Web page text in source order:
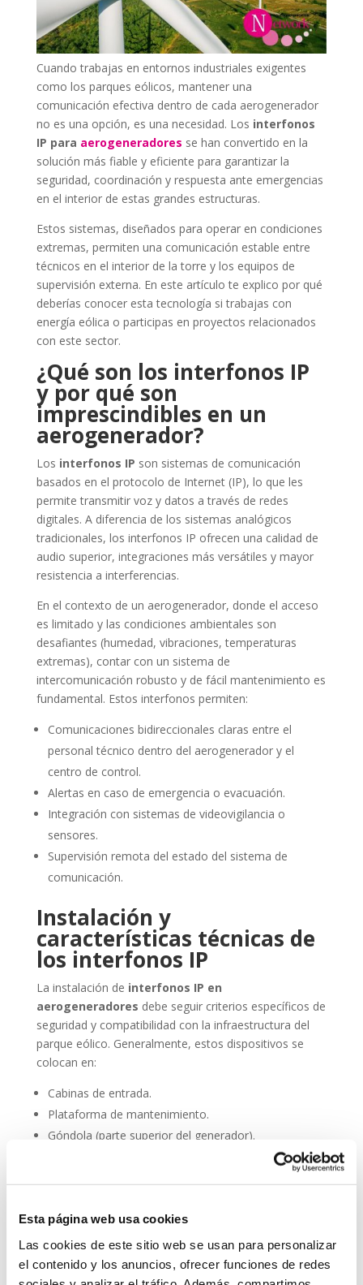
Esta página web usa cookies
Las cookies de este sitio web se usan para personalizar
el contenido y los anuncios, ofrecer funciones de redes
Cuando trabajas en entornos industriales exigentes
como los parques eólicos, mantener una
comunicación efectiva dentro de cada aerogenerador
no es una opción, es una necesidad. Los interfonos
IP para aerogeneradores se han convertido en la
solución más fiable y eficiente para garantizar la
seguridad, coordinación y respuesta ante emergencias
en el interior de estas grandes estructuras.
Estos sistemas, diseñados para operar en condiciones
extremas, permiten una comunicación estable entre
técnicos en el interior de la torre y los equipos de
supervisión externa. En este artículo te explico por qué
deberías conocer esta tecnología si trabajas con
energía eólica o participas en proyectos relacionados
con este sector.
¿Qué son los interfonos IP
y por qué son
imprescindibles en un
aerogenerador?
Los interfonos IP son sistemas de comunicación
basados en el protocolo de Internet (IP), lo que les
permite transmitir voz y datos a través de redes
digitales. A diferencia de los sistemas analógicos
tradicionales, los interfonos IP ofrecen una calidad de
audio superior, integraciones más versátiles y mayor
resistencia a interferencias.
En el contexto de un aerogenerador, donde el acceso
es limitado y las condiciones ambientales son
desafiantes (humedad, vibraciones, temperaturas
extremas), contar con un sistema de
intercomunicación robusto y de fácil mantenimiento es
fundamental. Estos interfonos permiten:
Comunicaciones bidireccionales claras entre el
personal técnico dentro del aerogenerador y el
centro de control.
Alertas en caso de emergencia o evacuación.
Integración con sistemas de videovigilancia o
sensores.
Supervisión remota del estado del sistema de
comunicación.
Instalación y
características técnicas de
los interfonos IP
La instalación de interfonos IP en
aerogeneradores debe seguir criterios específicos de
seguridad y compatibilidad con la infraestructura del
parque eólico. Generalmente, estos dispositivos se
colocan en:
Cabinas de entrada.
Plataforma de mantenimiento.
Góndola (parte superior del generador).
al agua (IP66 o superior), resistencia al polvo,
integración en sistemas SCADA.
Entre sus principales características técnicas destacan: